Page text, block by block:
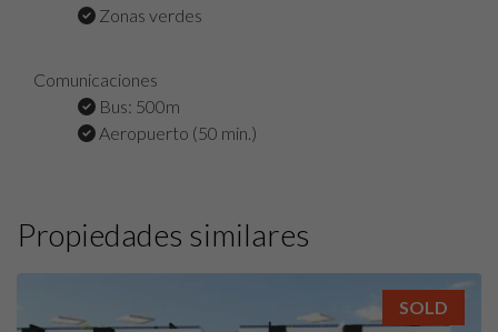
Zonas verdes
Comunicaciones
Bus: 500m
Aeropuerto (50 min.)
Propiedades similares
SOLD